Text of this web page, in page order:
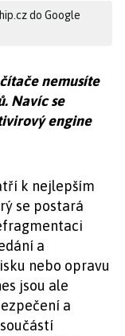
do Google
nemusíte
Navíc se
engine
k nejlepším
se postará
a
nebo opravu
jsou ale
a